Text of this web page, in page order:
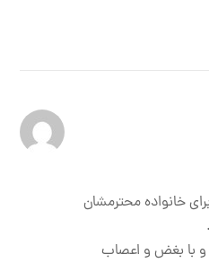
خانواده محترمشان
و با بغض و اعصاب